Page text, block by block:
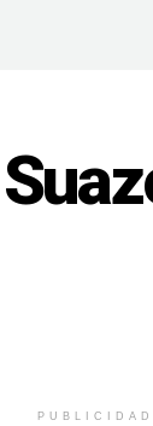
PUBLICIDAD